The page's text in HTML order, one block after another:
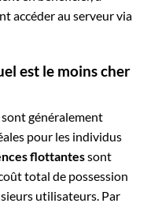
accéder au serveur via
est le moins cher
sont généralement
pour les individus
flottantessont
total de possession
utilisateurs. Par